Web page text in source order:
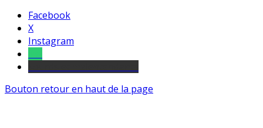
Facebook
X
Instagram
Bouton retour en haut de la page